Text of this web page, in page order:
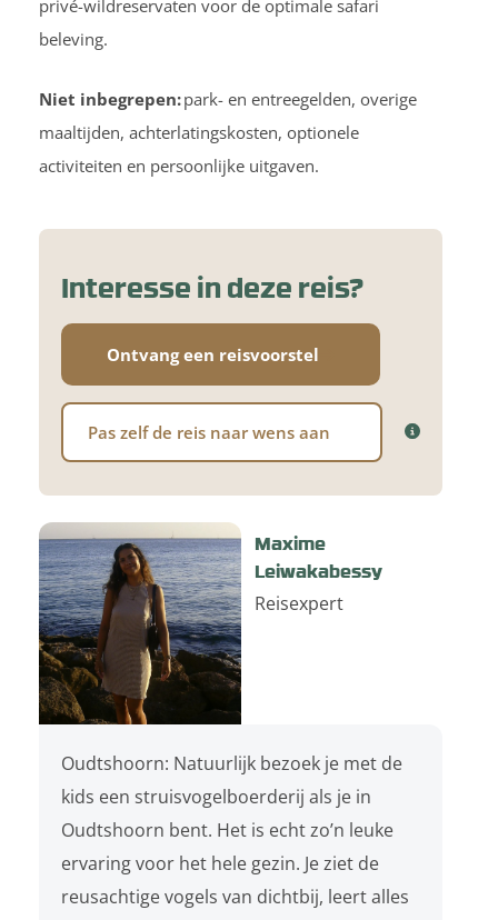
privé-wildreservaten voor de optimale safari
beleving.
Niet inbegrepen:park- en entreegelden, overige
maaltijden, achterlatingskosten, optionele
activiteiten en persoonlijke uitgaven.
Interesse in deze reis?
Ontvang een reisvoorstel
Pas zelf de reis naar wens aan
Maxime
Leiwakabessy
Reisexpert
Oudtshoorn: Natuurlijk bezoek je met de
kids een struisvogelboerderij als je in
Oudtshoorn bent. Het is echt zo’n leuke
ervaring voor het hele gezin. Je ziet de
reusachtige vogels van dichtbij, leert alles